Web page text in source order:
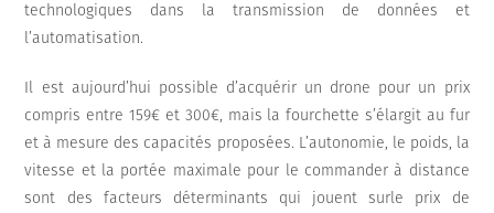
technologiques dans la transmission de données et
l’automatisation.
Il est aujourd’hui possible d’acquérir un drone pour un prix
compris entre 159€ et 300€, mais la fourchette s’élargit au fur
et à mesure des capacités proposées. L’autonomie, le poids, la
vitesse et la portée maximale pour le commander à distance
sont des facteurs déterminants qui jouent surle prix de